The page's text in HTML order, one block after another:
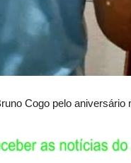
Cogo pelo aniversário